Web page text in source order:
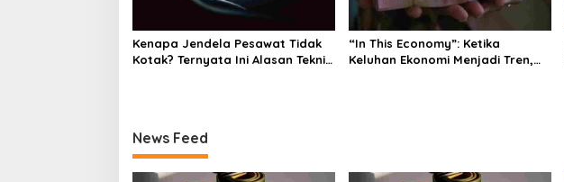
Kenapa Jendela Pesawat Tidak
Kotak? Ternyata Ini Alasan Teknis
“In This Economy”: Ketika
Keluhan Ekonomi Menjadi Tren,
News Feed